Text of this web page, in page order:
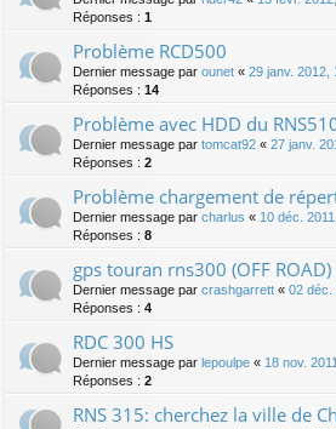
Réponses : 1
Problème RCD500
Dernier message par ounet « 29 janv. 2012,
Réponses : 14
Problème avec HDD du
Dernier message par tomcat92 « 27 janv.
Réponses : 2
Problème chargement de
Dernier message par charlus « 10 déc.
Réponses : 8
gps touran rns300 (OFF ROAD)
Dernier message par crashgarrett « 02 déc.
Réponses : 4
RDC 300 HS
Dernier message par lepoulpe « 18 nov.
Réponses : 2
RNS 315: cherchez la ville de